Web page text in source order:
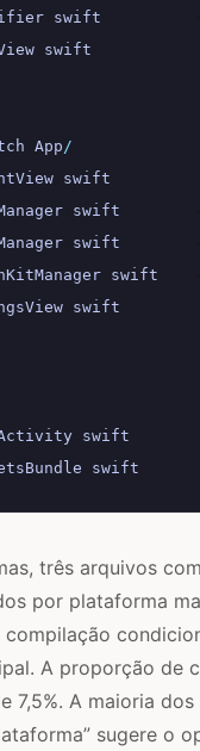
swift
swift
App /
swift
swift
swift
swift
swift
swift
swift
três arquivos
por plataforma
A proporção de
7,5%. A maioria
sugere o